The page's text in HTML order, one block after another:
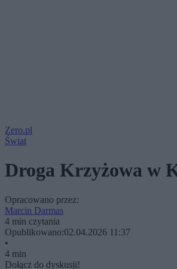
Zero.pl
Świat
Droga Krzyżowa w
Opracowano przez:
Marcin Darmas
4 min czytania
Opublikowano:02.04.2026 11:37
•
4 min
Dołącz do dyskusji!